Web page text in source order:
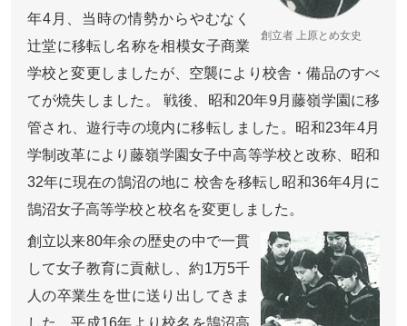
創立者 上原とめ女史
年4月、当時の情勢からやむなく
辻堂に移転し名称を相模女子商業
学校と変更しましたが、空襲により校舎・備品のすべ
てが焼失しました。 戦後、昭和20年9月藤嶺学園に移
管され、遊行寺の境内に移転しました。昭和23年4月
学制改革により藤嶺学園女子中高等学校と改称、昭和
32年に現在の鵠沼の地に 校舎を移転し昭和36年4月に
鵠沼女子高等学校と校名を変更しました。
創立以来80年余の歴史の中で一貫
して女子教育に貢献し、約1万5千
人の卒業生を世に送り出してきま
した。平成16年より校名を鵠沼高